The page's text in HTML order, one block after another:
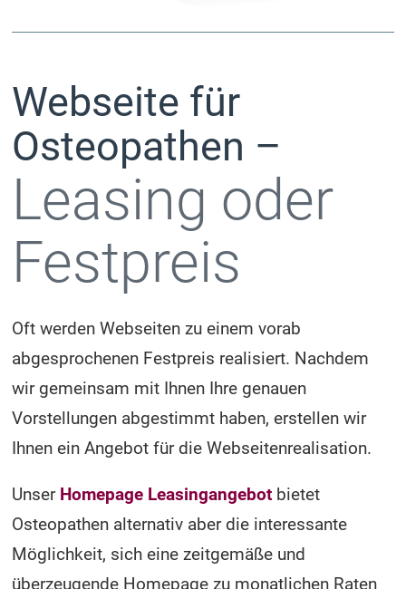
Webseite für
Osteopathen –
Leasing oder
Festpreis
Oft werden Webseiten zu einem vorab
abgesprochenen Festpreis realisiert. Nachdem
wir gemeinsam mit Ihnen Ihre genauen
Vorstellungen abgestimmt haben, erstellen wir
Ihnen ein Angebot für die Webseitenrealisation.
Unser Homepage Leasingangebot bietet
Osteopathen alternativ aber die interessante
Möglichkeit, sich eine zeitgemäße und
überzeugende Homepage zu monatlichen Raten